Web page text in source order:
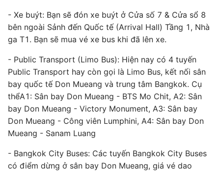
- Xe buýt: Bạn sẽ đón xe buýt ở Cửa số 7 & Cửa sổ 8
bên ngoài Sảnh đến Quốc tế (Arrival Hall) Tầng 1, Nhà
ga T1. Bạn sẽ mua vé xe bus khi đã lên xe.
- Public Transport (Limo Bus): Hiện nay có 4 tuyến
Public Transport hay còn gọi là Limo Bus, kết nối sân
bay quốc tế Don Mueang và trung tâm Bangkok. Cụ
thểA1: Sân bay Don Mueang - BTS Mo Chit, A2: Sân
bay Don Mueang - Victory Monument, A3: Sân bay
Don Mueang - Công viên Lumphini, A4: Sân bay Don
Mueang - Sanam Luang
- Bangkok City Buses: Các tuyến Bangkok City Buses
có điểm dừng ở sân bay Don Mueang, giá vé dao